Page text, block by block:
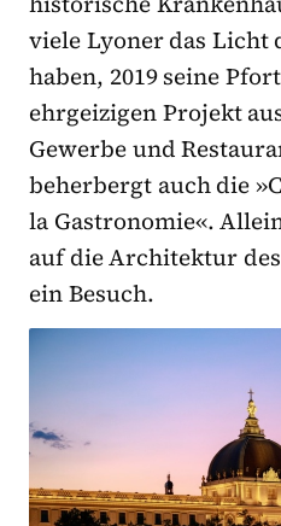
viele Lyoner das Licht
haben, 2019 seine
ehrgeizigen Projekt
Gewerbe und
beherbergt auch die
la Gastronomie«.
auf die Architektur
ein Besuch.